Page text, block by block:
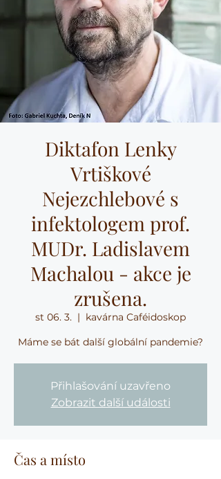
Diktafon Lenky
Vrtiškové
Nejezchlebové s
infektologem prof.
MUDr. Ladislavem
Machalou - akce je
zrušena.
st 06. 3.
  |
kavárna Caféidoskop
Máme se bát další globální pandemie?
Přihlašování uzavřeno
Zobrazit další události
Čas a místo